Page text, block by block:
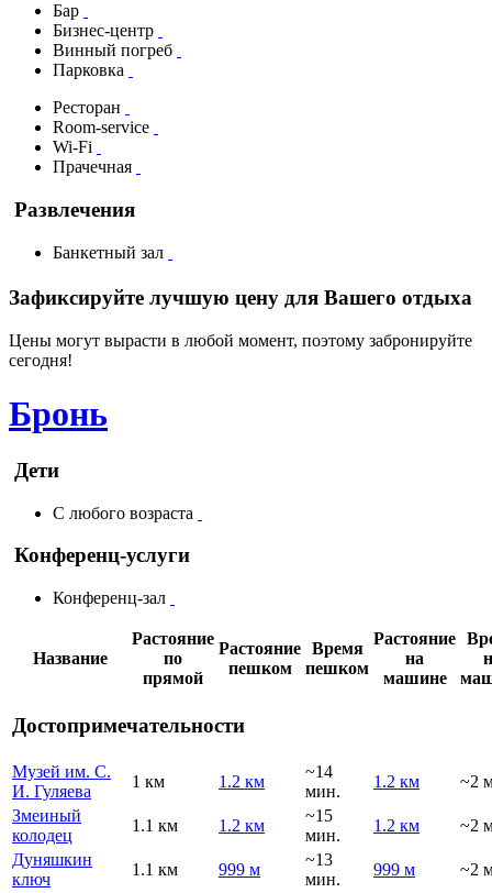
Бар
Бизнес-центр
Винный погреб
Парковка
Ресторан
Room-service
Wi-Fi
Прачечная
Развлечения
Банкетный зал
Зафиксируйте лучшую цену для Вашего отдыха
Цены могут вырасти в любой момент, поэтому забронируйте
сегодня!
Бронь
Дети
С любого возраста
Конференц-услуги
Конференц-зал
Название
Растояние
по
прямой
Растояние
пешком
Время
пешком
Растояние
на
машине
Достопримечательности
Музей им. С.
И. Гуляева
1 км 1.2 км
~14
мин.
1.2 км
~2
Змеиный
колодец
1.1 км 1.2 км
~15
мин.
1.2 км
~2
Дуняшкин
ключ
1.1 км 999 м
~13
мин.
999 м
~2